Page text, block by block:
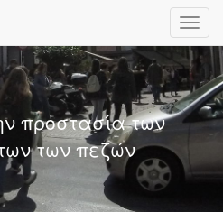
προστασία των
των πεζών